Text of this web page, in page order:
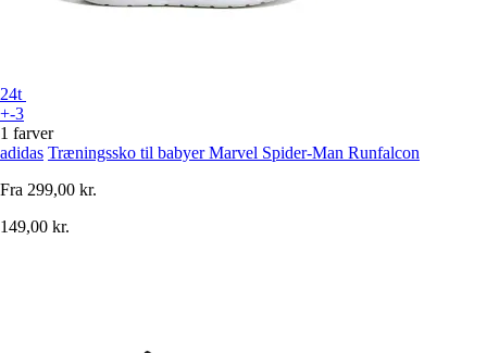
24t
+-3
1 farver
adidas Træningssko til babyer Marvel Spider-Man Runfalcon
Fra 299,00 kr.
149,00 kr.